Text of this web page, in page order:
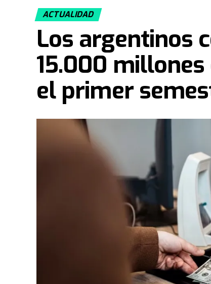
fiesta, la presentación cerró con un
simbolizando el gran arranque de esta
En este sentido, tras el evento de este
vestirán de fiesta e ilusión. Bajo la
los miembros de la congregación junto a
peregrinación para anunciar oficialmente
ACTUALIDAD
Los argentinos
15.000
el primer